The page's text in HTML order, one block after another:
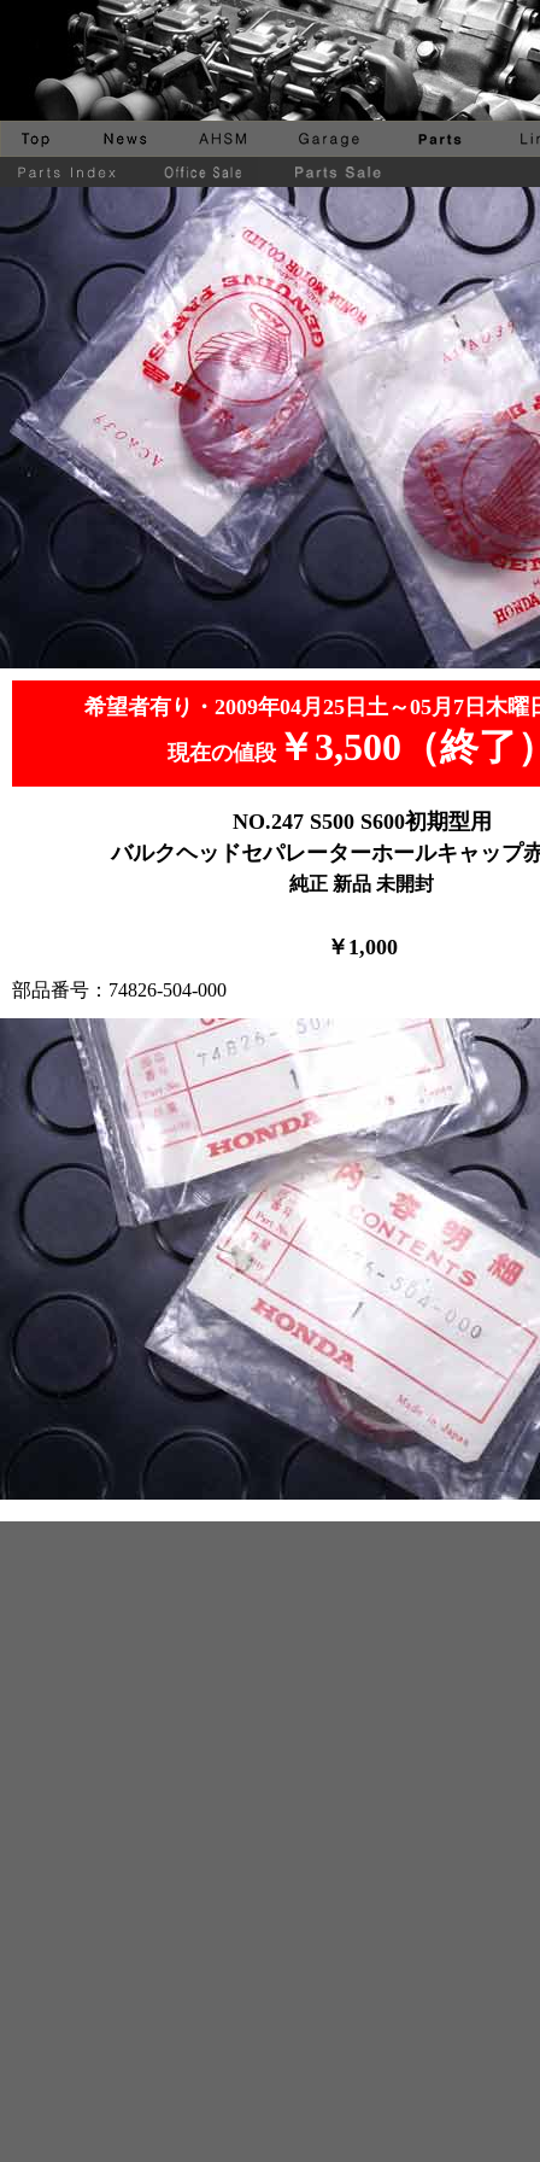
希望者有り・2009年04月25日土～05月7日木曜
現在の値段 ￥3,500（終了
NO.247 S500 S600初期型用
バルクヘッドセパレーターホールキャップ
純正 新品 未開封
￥1,000
部品番号：74826-504-000